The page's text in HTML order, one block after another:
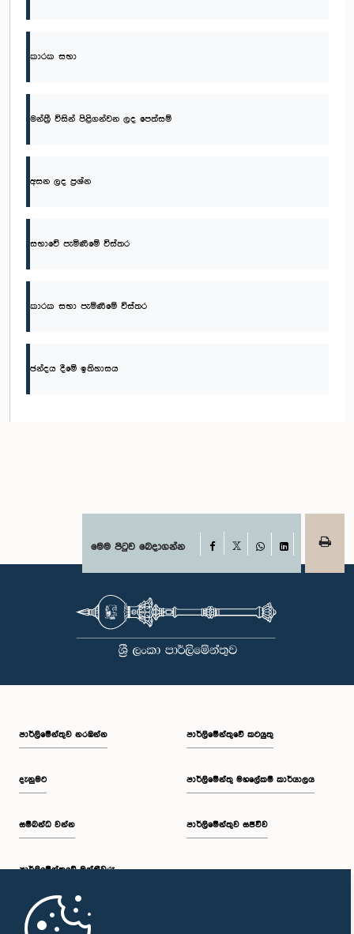
කාරක සභා
මන්ත්‍රී විසින් පිළිගන්වන ලද පෙත්සම්
අසන ලද ප්‍රශ්න
සභාවේ පැමිණීමේ විස්තර
කාරක සභා පැමිණීමේ විස්තර
ඡන්දය දීමේ ඉතිහාසය
මෙම පිටුව බෙදාගන්න Facebook
WhatsAppLinkedIn
පාර්ලි‌මේන්තුව නරඹන්න
දැනුමට
සම්බන්ධ වන්න
පාර්ලි‌මේන්තුවේ මන්ත්‍රීවරු
මුල් පිටුව
පාර්ලිමේන්තුවේ කටයුතු
පාර්ලිමේන්තු මහලේකම් කාර්යාලය
පාර්ලිමේන්තුව සජීවීව